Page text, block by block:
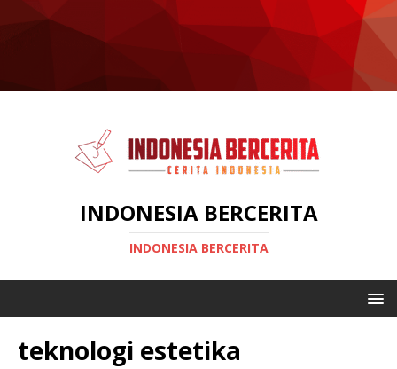
INDONESIA BERCERITA
INDONESIA BERCERITA
teknologi estetika